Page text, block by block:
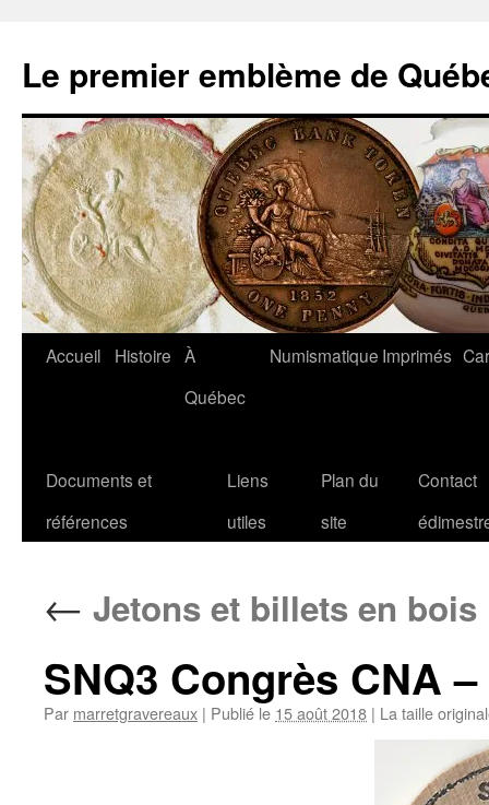
contenu
Le premier emblème de
Accueil Histoire À
Québec
Numismatique Imprimés
Documents et
références
Liens
utiles
Plan du
site
Contact
← Jetons et billets en bois
SNQ3 Congrès CNA
Par marretgravereaux | Publié le 15 août 2018 | La taille